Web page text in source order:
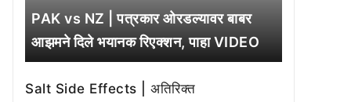
PAK vs NZ | पत्रकार ओरडल्यावर बाबर
आझमने दिले भयानक रिएक्शन, पाहा VIDEO
Salt Side Effects | अतिरिक्त